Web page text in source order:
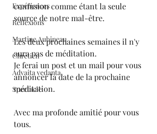
Expériences
Réflexions
Martine Aubineau
Chrétien
Advaita vedanta
Spectacle
confusion comme étant la seule
source de notre mal-être.
Les deux prochaines semaines il n'y
aura pas de méditation.
Je ferai un post et un mail pour vous
annoncer la date de la prochaine
méditation.
Avec ma profonde amitié pour vous
tous.